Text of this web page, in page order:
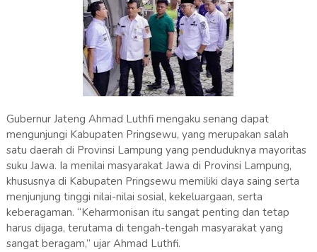
Gubernur Jateng Ahmad Luthfi mengaku senang dapat
mengunjungi Kabupaten Pringsewu, yang merupakan salah
satu daerah di Provinsi Lampung yang penduduknya mayoritas
suku Jawa. Ia menilai masyarakat Jawa di Provinsi Lampung,
khususnya di Kabupaten Pringsewu memiliki daya saing serta
menjunjung tinggi nilai-nilai sosial, kekeluargaan, serta
keberagaman. “Keharmonisan itu sangat penting dan tetap
harus dijaga, terutama di tengah-tengah masyarakat yang
sangat beragam,” ujar Ahmad Luthfi.